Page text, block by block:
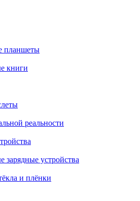
планшеты
книги
реальности
зарядные устройства
и плёнки